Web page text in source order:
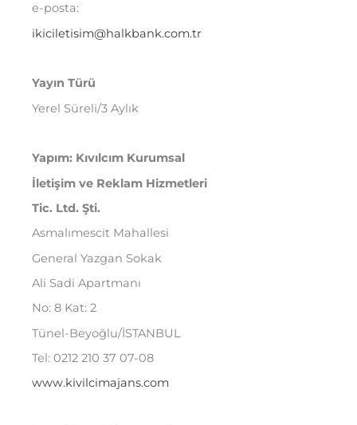
e-posta:
ikiciletisim@halkbank.com.tr
Yayın Türü
Yerel Süreli/3 Aylık
Yapım: Kıvılcım Kurumsal
İletişim ve Reklam Hizmetleri
Tic. Ltd. Şti.
Asmalımescit Mahallesi
General Yazgan Sokak
Ali Sadi Apartmanı
No: 8 Kat: 2
Tünel-Beyoğlu/İSTANBUL
Tel: 0212 210 37 07-08
www.kivilcimajans.com